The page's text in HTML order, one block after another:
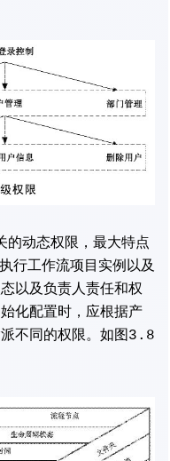
动态权限，最大特点
行工作流项目实例以及
以及负责人责任和权
化配置时，应根据产
不同的权限。如图3.8